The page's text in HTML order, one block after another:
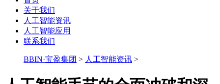
关于我们
人工智能资讯
人工智能应用
联系我们
BBIN·宝盈集团 > 人工智能资讯 >